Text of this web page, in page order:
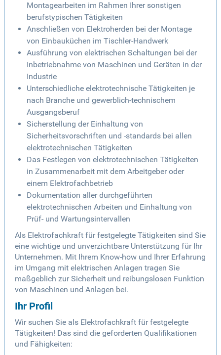
Montagearbeiten im Rahmen Ihrer sonstigen
berufstypischen Tätigkeiten
Anschließen von Elektroherden bei der Montage
von Einbauküchen im Tischler-Handwerk
Ausführung von elektrischen Schaltungen bei der
Inbetriebnahme von Maschinen und Geräten in der
Industrie
Unterschiedliche elektrotechnische Tätigkeiten je
nach Branche und gewerblich-technischem
Ausgangsberuf
Sicherstellung der Einhaltung von
Sicherheitsvorschriften und -standards bei allen
elektrotechnischen Tätigkeiten
Das Festlegen von elektrotechnischen Tätigkeiten
in Zusammenarbeit mit dem Arbeitgeber oder
einem Elektrofachbetrieb
Dokumentation aller durchgeführten
elektrotechnischen Arbeiten und Einhaltung von
Prüf- und Wartungsintervallen
Als Elektrofachkraft für festgelegte Tätigkeiten sind Sie
eine wichtige und unverzichtbare Unterstützung für Ihr
Unternehmen. Mit Ihrem Know-how und Ihrer Erfahrung
im Umgang mit elektrischen Anlagen tragen Sie
maßgeblich zur Sicherheit und reibungslosen Funktion
von Maschinen und Anlagen bei.
Ihr Profil
Wir suchen Sie als Elektrofachkraft für festgelegte
Tätigkeiten! Das sind die geforderten Qualifikationen
und Fähigkeiten: